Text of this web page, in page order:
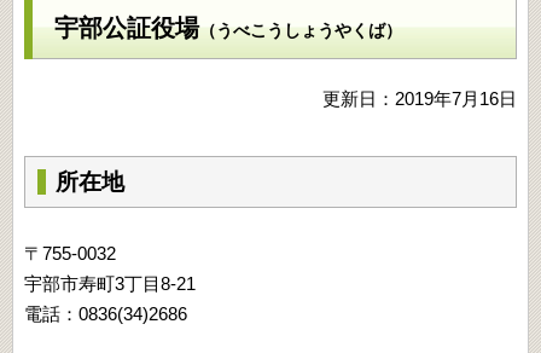
宇部公証役場（うべこうしょうやくば）
更新日：2019年7月16日
所在地
〒755-0032
宇部市寿町3丁目8-21
電話：0836(34)2686